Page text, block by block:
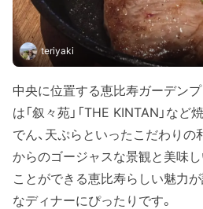
teriyaki
中央に位置する恵比寿ガーデン
は「叙々苑」「THE KINTAN」な
でん、天ぷらといったこだわり
からのゴージャスな景観と美味
ことができる恵比寿らしい魅力
なディナーにぴったりです。